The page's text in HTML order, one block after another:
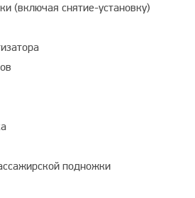
(включая снятие-установку)
подножки